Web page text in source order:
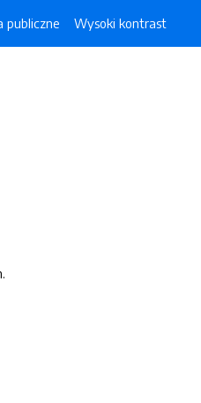
publiczne Wysoki kontrast